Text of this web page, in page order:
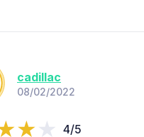
cadillac
08/02/2022
4/5